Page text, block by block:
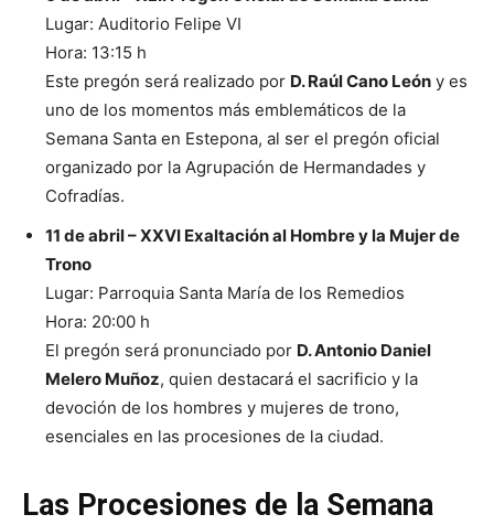
Lugar: Auditorio Felipe VI
Hora: 13:15 h
Este pregón será realizado por D. Raúl Cano León y es
uno de los momentos más emblemáticos de la
Semana Santa en Estepona, al ser el pregón oficial
organizado por la Agrupación de Hermandades y
Cofradías.
11 de abril – XXVI Exaltación al Hombre y la Mujer de
Trono
Lugar: Parroquia Santa María de los Remedios
Hora: 20:00 h
El pregón será pronunciado por D. Antonio Daniel
Melero Muñoz, quien destacará el sacrificio y la
devoción de los hombres y mujeres de trono,
esenciales en las procesiones de la ciudad.
Las Procesiones de la Semana